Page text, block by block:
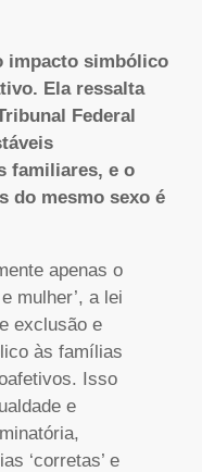
impacto simbólico
Ela ressalta
Federal
familiares, e o
do mesmo sexo é
apenas o
mulher’, a lei
exclusão e
às famílias
Isso
e
‘corretas’ e